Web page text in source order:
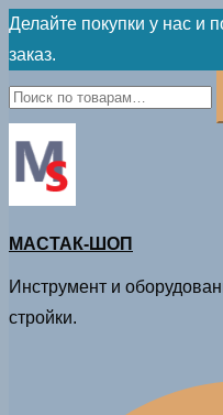
Skip
to
content
Делайте покупки у нас и
заказ.
Искать:
МАСТАК-ШОП
Инструмент и
стройки.